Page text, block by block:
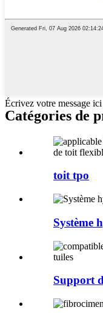
Écrivez votre message
Catégories de
toit tpo
Système
Support